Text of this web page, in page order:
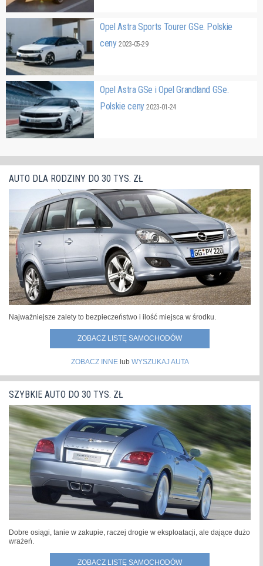
Opel Astra Sports Tourer GSe. Polskie
ceny2023-05-29
Opel Astra GSe i Opel Grandland GSe.
Polskie ceny2023-01-24
AUTO DLA RODZINY DO 30 TYS. ZŁ
Najważniejsze zalety to bezpieczeństwo i ilość miejsca w środku.
ZOBACZ LISTĘ SAMOCHODÓW
ZOBACZ INNElub WYSZUKAJ AUTA
SZYBKIE AUTO DO 30 TYS. ZŁ
Dobre osiągi, tanie w zakupie, raczej drogie w eksploatacji, ale dające dużo
wrażeń.
ZOBACZ LISTĘ SAMOCHODÓW